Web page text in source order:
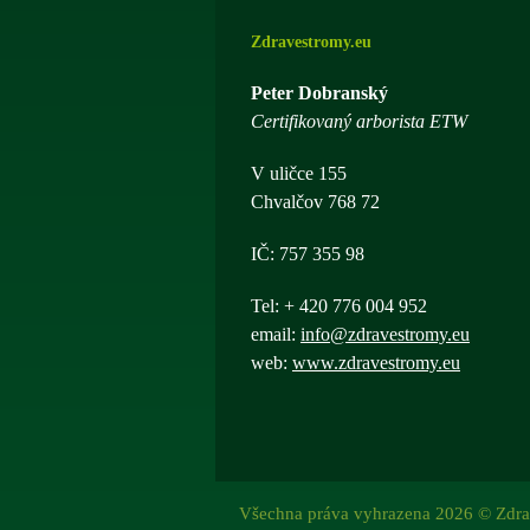
Zdravestromy.eu
Peter Dobranský
Certifikovaný arborista ETW
V uličce 155
Chvalčov 768 72
IČ: 757 355 98
Tel: + 420 776 004 952
email: info@zdravestromy.eu
web: www.zdravestromy.eu
Všechna práva vyhrazena 2026 ©